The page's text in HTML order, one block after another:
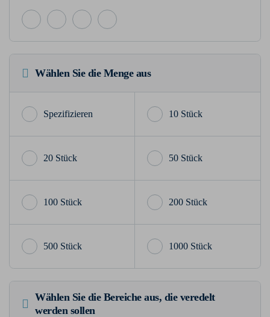
Wählen Sie die Menge aus
10 Stück
20 Stück 50 Stück
100 Stück 200 Stück
500 Stück 1000 Stück
Wählen Sie die Bereiche aus, die veredelt
werden sollen